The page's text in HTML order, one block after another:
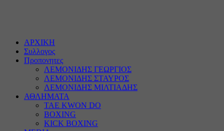
ΑΡΧΙΚΗ
Συλλογος
Προπονητες
ΛΕΜΟΝΙΔΗΣ ΓΕΩΡΓΙΟΣ
ΛΕΜΟΝΙΔΗΣ ΣΤΑΥΡΟΣ
ΛΕΜΟΝΙΔΗΣ ΜΙΛΤΙΑΔΗΣ
ΑΘΛΗΜΑΤΑ
TAE KWON DO
BOXING
KICK BOXING